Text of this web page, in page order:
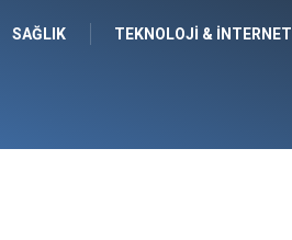
SAĞLIK TEKNOLOJI & İNTERNET